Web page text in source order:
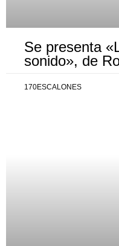
Se presenta
sonido», de
170ESCALONES